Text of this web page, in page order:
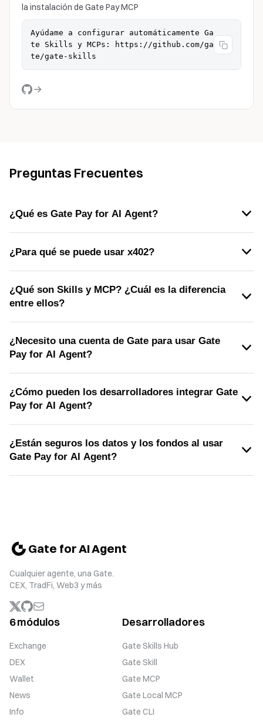
la instalación de Gate Pay MCP
Ayúdame a configurar automáticamente Ga
te Skills y MCPs: https://github.com/ga
te/gate-skills
Preguntas Frecuentes
¿Qué es Gate Pay for AI Agent?
¿Para qué se puede usar x402?
¿Qué son Skills y MCP? ¿Cuál es la diferencia
entre ellos?
¿Necesito una cuenta de Gate para usar Gate
Pay for AI Agent?
¿Cómo pueden los desarrolladores integrar Gate
Pay for AI Agent?
¿Están seguros los datos y los fondos al usar
Gate Pay for AI Agent?
Gate for AI Agent
Cualquier agente, una Gate.
CEX, TradFi, Web3 y más
6 módulos
Exchange
DEX
Wallet
News
Info
Desarrolladores
Gate Skills Hub
Gate Skill
Gate MCP
Gate Local MCP
Gate CLI